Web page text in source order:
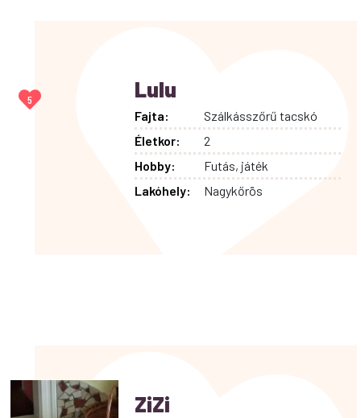
5 Lulu
Fajta:
Szálkásszőrű tacskó
Életkor:
2
Hobby:
Futás, játék
Lakóhely:
Nagykőrös
ZiZi